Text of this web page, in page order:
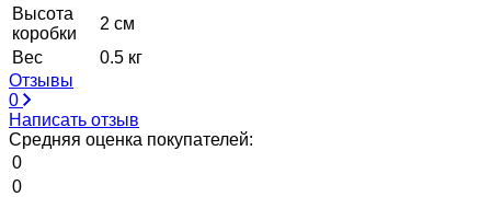
Высота
коробки
2 см
Вес
0.5 кг
Отзывы
0
Написать отзыв
Средняя оценка покупателей:
0
0